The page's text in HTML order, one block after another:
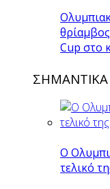
Cup στο
Ο
τελικό